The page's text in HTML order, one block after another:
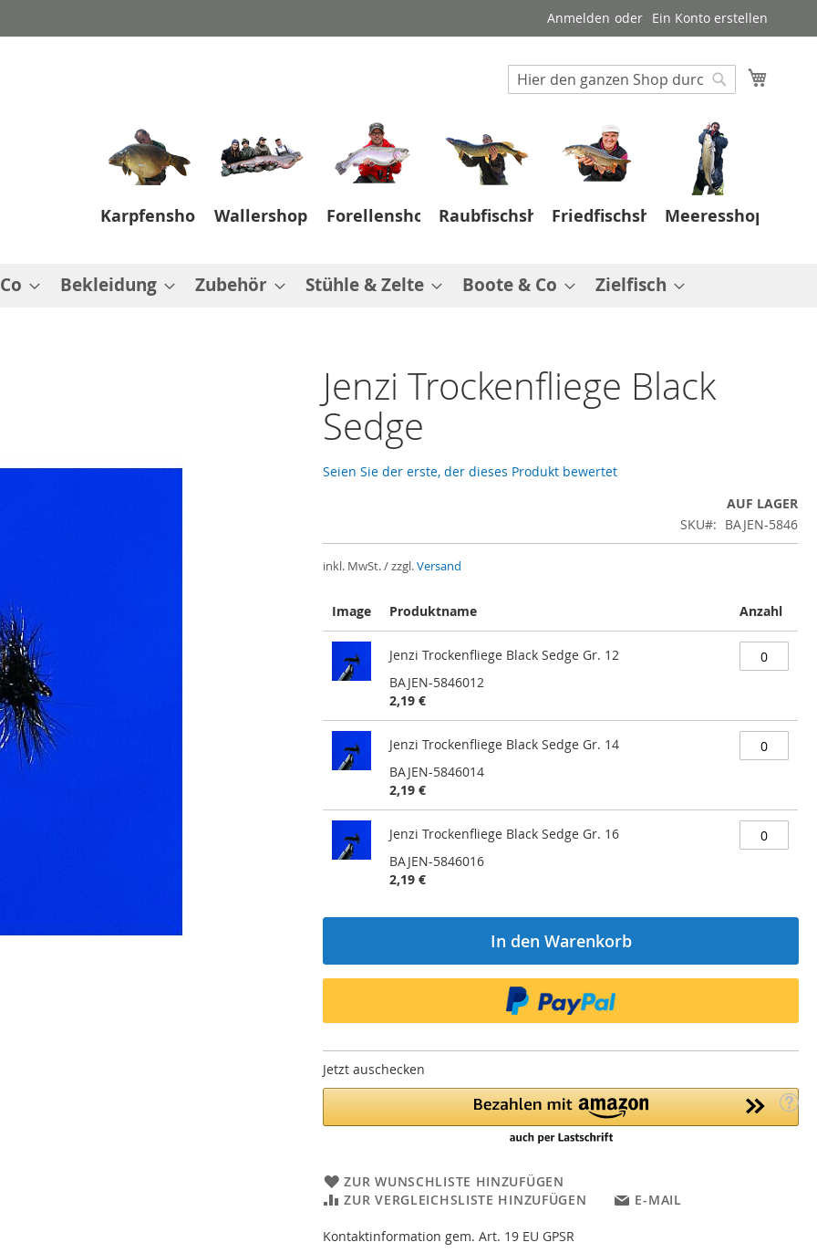
Anmelden Ein Konto erstellen
Suche
Suche
Karpfenshop Wallershop Forellenshop RaubfischshopFriedfischshopMeeresshop
Bekleidung Zubehör Stühle & Zelte Boote & Co Zielfisch
Jenzi Trockenfliege Black
Sedge
Seien Sie der erste, der dieses Produkt bewertet
AUF LAGER
SKU
BAJEN-5846
inkl. MwSt. / zzgl.Versand
Gruppiert
Produkte
Image Produktname Anzahl
Jenzi Trockenfliege Black Sedge Gr. 12
BAJEN-5846012
2,19 €
Jenzi Trockenfliege Black Sedge Gr. 14
BAJEN-5846014
2,19 €
Jenzi Trockenfliege Black Sedge Gr. 16
BAJEN-5846016
2,19 €
In den Warenkorb
Jetzt auschecken
ZUR WUNSCHLISTE HINZUFÜGEN
ZUR VERGLEICHSLISTE HINZUFÜGEN
E-MAIL
Kontaktinformation gem. Art. 19 EU GPSR